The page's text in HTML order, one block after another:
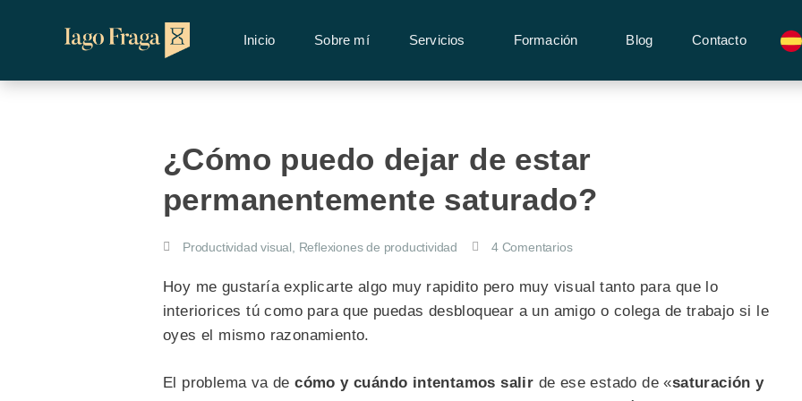
Inicio Sobre mí Servicios Formación Blog Contacto
¿Cómo puedo dejar de estar
permanentemente saturado?
Productividad visual Reflexiones de productividad 4 Comentarios
Hoy me gustaría explicarte algo muy rapidito pero muy visual tanto para que lo
interiorices tú como para que puedas desbloquear a un amigo o colega de trabajo si le
oyes el mismo razonamiento.
El problema va decómo y cuándo intentamos salir de ese estado de «saturación y